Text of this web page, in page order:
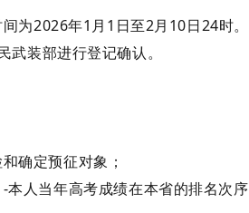
为2026年1月1日至2月10日24时。
装部进行登记确认。
确定预征对象；
本人当年高考成绩在本省的排名次序